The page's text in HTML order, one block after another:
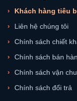
Khách hàng tiêu
Liên hệ chúng tôi
Chính sách chiết
Chính sách bán
Chính sách vận
Chính sách đổi trả